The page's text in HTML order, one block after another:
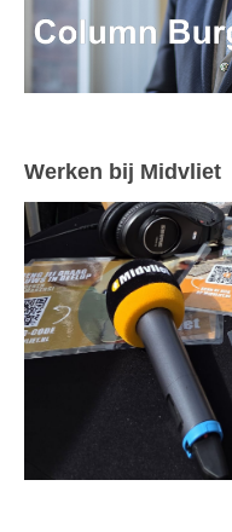
Werken bij Midvliet